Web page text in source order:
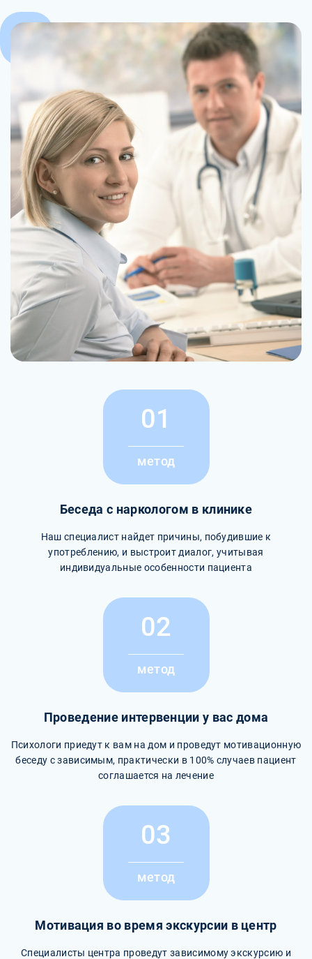
01
метод
Беседа с наркологом в клинике
Наш специалист найдет причины, побудившие к
употреблению, и выстроит диалог, учитывая
индивидуальные особенности пациента
02
метод
Проведение интервенции у вас дома
Психологи приедут к вам на дом и проведут мотивационную
беседу с зависимым, практически в 100% случаев пациент
соглашается на лечение
03
метод
Мотивация во время экскурсии в центр
Специалисты центра проведут зависимому экскурсию и